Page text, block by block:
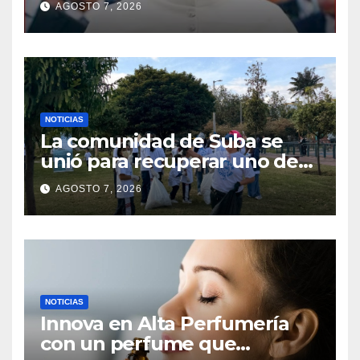
Suecia VIDEO
AGOSTO 7, 2026
NOTICIAS
La comunidad de Suba se
unió para recuperar uno de
los parques más
emblemáticos
AGOSTO 7, 2026
NOTICIAS
Innova en Alta Perfumería
con un perfume que